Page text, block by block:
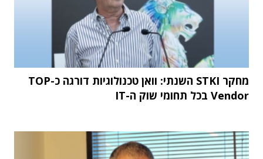
מחקר STKI השנתי: וואן טכנולוגיות דורגה כ-TOP
Vendor בכל תחומי שוק ה-IT